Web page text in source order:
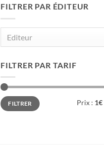
FILTRER PAR ÉDITEUR
Editeur
FILTRER PAR TARIF
Prix
min
Prix
maxFILTRER Prix : 1€